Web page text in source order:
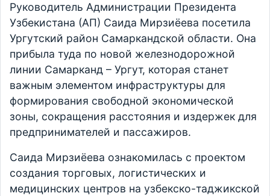
Руководитель Администрации Президента
Узбекистана (АП) Саида Мирзиёева посетила
Ургутский район Самаркандской области. Она
прибыла туда по новой железнодорожной
линии Самарканд – Ургут, которая станет
важным элементом инфраструктуры для
формирования свободной экономической
зоны, сокращения расстояния и издержек для
предпринимателей и пассажиров.
Саида Мирзиёева ознакомилась с проектом
создания торговых, логистических и
медицинских центров на узбекско-таджикской